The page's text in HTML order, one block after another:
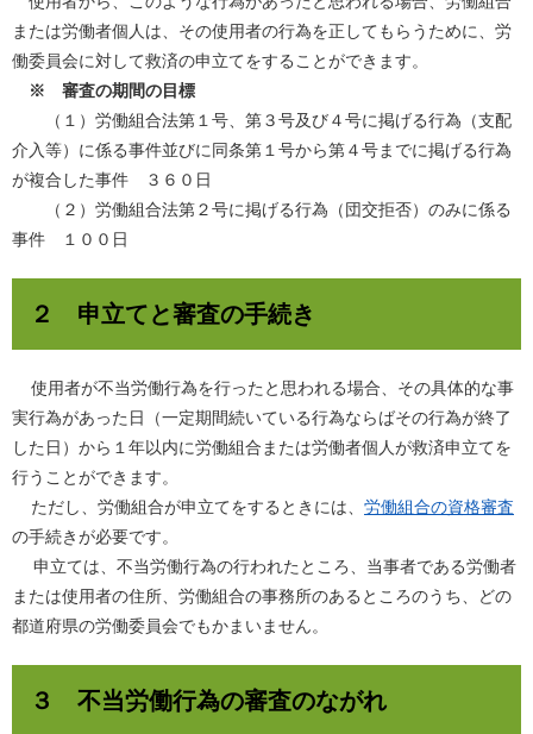
または労働者個人は、その使用者の行為を正してもらうために、労
働委員会に対して救済の申立てをすることができます。
※ 審査の期間の目標
（１）労働組合法第１号、第３号及び４号に掲げる行為（支配
介入等）に係る事件並びに同条第１号から第４号までに掲げる行為
が複合した事件 ３６０日
（２）労働組合法第２号に掲げる行為（団交拒否）のみに係る
事件 １００日
２ 申立てと審査の手続き
使用者が不当労働行為を行ったと思われる場合、その具体的な事
実行為があった日（一定期間続いている行為ならばその行為が終了
した日）から１年以内に労働組合または労働者個人が救済申立てを
行うことができます。
ただし、労働組合が申立てをするときには、 労働組合の資格審査
の手続きが必要です。
申立ては、不当労働行為の行われたところ、当事者である労働者
または使用者の住所、労働組合の事務所のあるところのうち、どの
都道府県の労働委員会でもかまいません。
３ 不当労働行為の審査のながれ